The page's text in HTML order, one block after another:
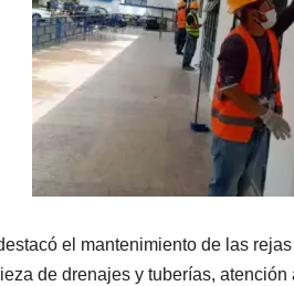
el mantenimiento de las
de drenajes y tuberías,